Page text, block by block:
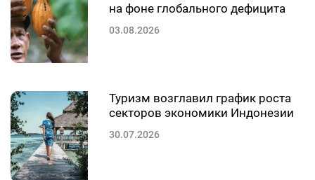
на фоне глобального дефицита
03.08.2026
Туризм возглавил график роста
секторов экономики Индонезии
30.07.2026